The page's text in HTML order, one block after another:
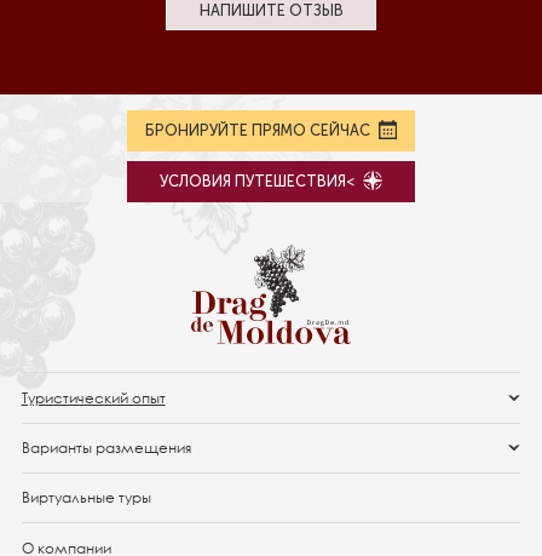
НАПИШИТЕ ОТЗЫВ
БРОНИРУЙТЕ ПРЯМО СЕЙЧАС
УСЛОВИЯ ПУТЕШЕСТВИЯ<
Туристический опыт
Варианты размещения
Виртуальные туры
О компании